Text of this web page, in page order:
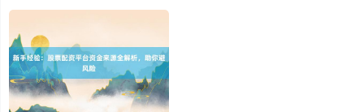
创业板指 3563.12